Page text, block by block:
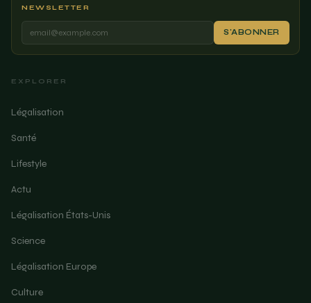
NEWSLETTER
S'ABONNER
EXPLORER
Légalisation
Santé
Lifestyle
Actu
Légalisation États-Unis
Science
Légalisation Europe
Culture